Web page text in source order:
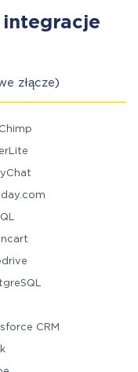
integracje
złącze)
CRM